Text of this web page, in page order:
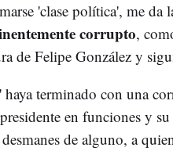
'clase política', me da
corrupto,
de Felipe González y
terminado con una
en funciones y
de alguno, a